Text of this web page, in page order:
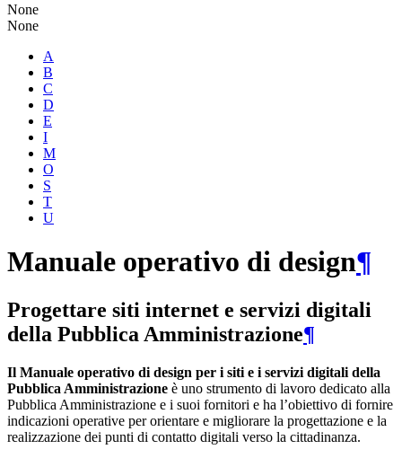
None
None
A
B
C
D
E
I
M
O
S
T
U
Manuale operativo di design¶
Progettare siti internet e servizi digitali
della Pubblica Amministrazione¶
Il Manuale operativo di design per i siti e i servizi digitali della
Pubblica Amministrazione è uno strumento di lavoro dedicato alla
Pubblica Amministrazione e i suoi fornitori e ha l’obiettivo di fornire
indicazioni operative per orientare e migliorare la progettazione e la
realizzazione dei punti di contatto digitali verso la cittadinanza.